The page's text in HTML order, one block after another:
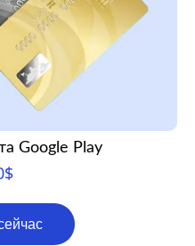
Google Play
$